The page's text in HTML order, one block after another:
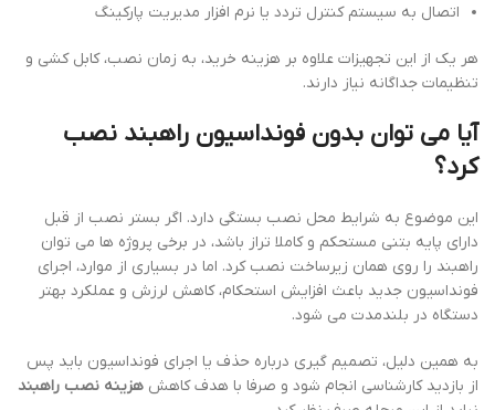
اتصال به سیستم کنترل تردد یا نرم افزار مدیریت پارکینگ
هر یک از این تجهیزات علاوه بر هزینه خرید، به زمان نصب، کابل کشی و
تنظیمات جداگانه نیاز دارند.
آیا می توان بدون فونداسیون راهبند نصب
کرد؟
این موضوع به شرایط محل نصب بستگی دارد. اگر بستر نصب از قبل
دارای پایه بتنی مستحکم و کاملا تراز باشد، در برخی پروژه ها می توان
راهبند را روی همان زیرساخت نصب کرد. اما در بسیاری از موارد، اجرای
فونداسیون جدید باعث افزایش استحکام، کاهش لرزش و عملکرد بهتر
دستگاه در بلندمدت می شود.
به همین دلیل، تصمیم گیری درباره حذف یا اجرای فونداسیون باید پس
از بازدید کارشناسی انجام شود و صرفا با هدف کاهش هزینه نصب راهبند